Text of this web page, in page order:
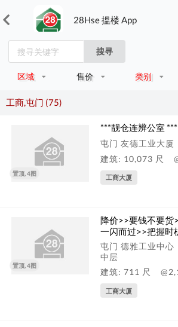
28Hse 搵楼 App
搜寻
区域 售价 类别
工商,屯门 (75)
置顶, 4图
***靓仓连辨公室
屯门 友德工业大厦
建筑: 10,073 尺
工商大厦
置顶, 4图
降价>>要钱不要货
一闪而过>>把握时
屯门 德雅工业中心
中层
建筑: 711 尺
工商大厦